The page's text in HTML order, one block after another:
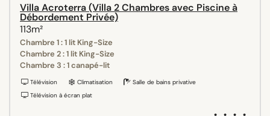
Villa Acroterra (Villa 2 Chambres avec Piscine à
Débordement Privée)
113m²
Chambre 1 : 1 lit King-Size
Chambre 2 : 1 lit King-Size
Chambre 3 : 1 canapé-lit
Télévision Climatisation
Salle de bains privative
Télévision à écran plat